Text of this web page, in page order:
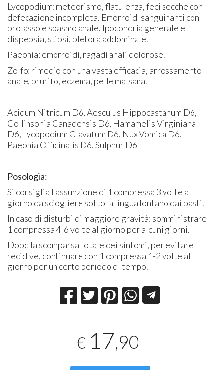
Lycopodium: meteorismo, flatulenza, feci secche con
defecazione incompleta. Emorroidi sanguinanti con
prolasso e spasmo anale. Ipocondria generale e
dispepsia, stipsi, pletora addominale.
Paeonia: emorroidi, ragadi anali dolorose.
Zolfo: rimedio con una vasta efficacia, arrossamento
anale, prurito, eczema, pelle malsana.
Acidum Nitricum D6, Aesculus Hippocastanum D6,
Collinsonia Canadensis D6, Hamamelis Virginiana
D6, Lycopodium Clavatum D6, Nux Vomica D6,
Paeonia Officinalis D6, Sulphur D6.
Posologia:
Si consiglia l'assunzione di 1 compressa 3 volte al
giorno da sciogliere sotto la lingua lontano dai pasti.
In caso di disturbi di maggiore gravità: somministrare
1 compressa 4-6 volte al giorno per alcuni giorni.
Dopo la scomparsa totale dei sintomi, per evitare
recidive, continuare con 1 compressa 1-2 volte al
giorno per un certo periodo di tempo.
€ 17,90